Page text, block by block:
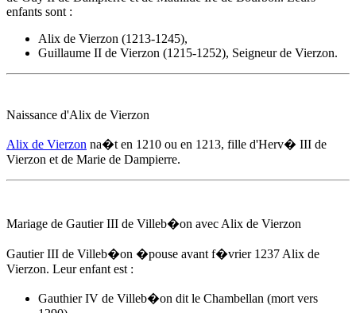
enfants sont :
Alix de Vierzon (1213-1245),
Guillaume II de Vierzon (1215-1252), Seigneur de Vierzon.
Naissance d'Alix de Vierzon
Alix de Vierzon na�t en 1210 ou en 1213, fille d'Herv� III de
Vierzon et de Marie de Dampierre.
Mariage de Gautier III de Villeb�on avec Alix de Vierzon
Gautier III de Villeb�on �pouse avant f�vrier 1237 Alix de
Vierzon. Leur enfant est :
Gauthier IV de Villeb�on dit le Chambellan (mort vers